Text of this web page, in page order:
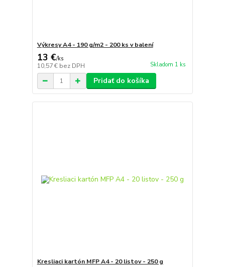
Výkresy A4 - 190 g/m2 - 200 ks v balení
13 €/ks
10,57 € bez DPH Skladom 1 ks
Pridať do košíka
Kresliaci kartón MFP A4 - 20 listov - 250 g